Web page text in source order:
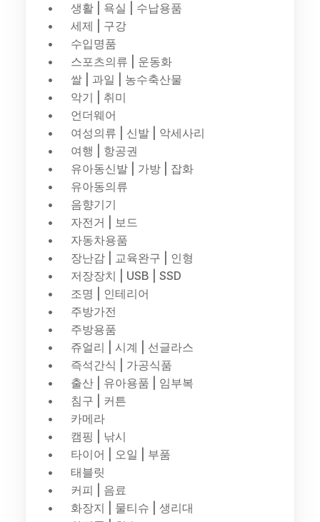
생활 | 욕실 | 수납용품
세제 | 구강
수입명품
스포츠의류 | 운동화
쌀 | 과일 | 농수축산물
악기 | 취미
언더웨어
여성의류 | 신발 | 악세사리
여행 | 항공권
유아동신발 | 가방 | 잡화
유아동의류
음향기기
자전거 | 보드
자동차용품
장난감 | 교육완구 | 인형
저장장치 | USB | SSD
조명 | 인테리어
주방가전
주방용품
쥬얼리 | 시계 | 선글라스
즉석간식 | 가공식품
출산 | 유아용품 | 임부복
침구 | 커튼
카메라
캠핑 | 낚시
타이어 | 오일 | 부품
태블릿
커피 | 음료
화장지 | 물티슈 | 생리대